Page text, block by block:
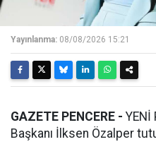
Yayınlanma: 08/08/2026 15:21
GAZETE PENCERE - YENİ
Başkanı İlksen Özalper